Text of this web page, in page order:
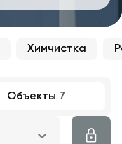
Химчистка
Объекты 7